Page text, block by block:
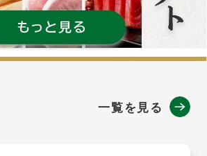
一覧を見る